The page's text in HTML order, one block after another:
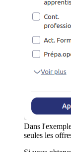
Dans
seules les